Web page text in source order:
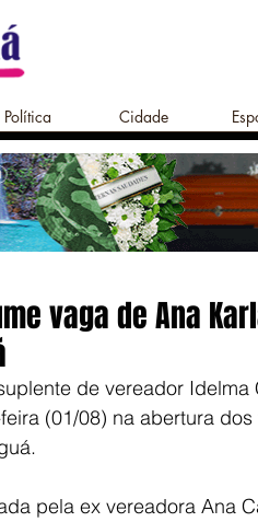
Política Cidade
vaga de Ana
de vereador Idelma
(01/08) na abertura
pela ex vereadora Ana